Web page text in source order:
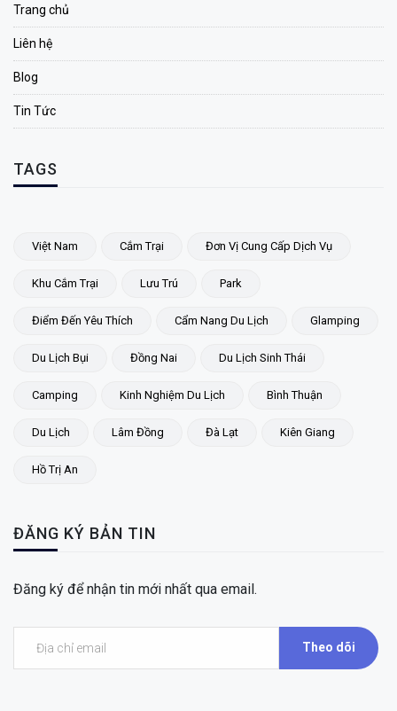
Trang chủ
Liên hệ
Blog
Tin Tức
TAGS
Việt Nam Cắm Trại Đơn Vị Cung Cấp Dịch Vụ
Khu Cắm Trại Lưu Trú Park
Điểm Đến Yêu Thích Cẩm Nang Du Lịch Glamping
Du Lịch Bụi Đồng Nai Du Lịch Sinh Thái
Camping Kinh Nghiệm Du Lịch Bình Thuận
Du Lịch Lâm Đồng Đà Lạt Kiên Giang
Hồ Trị An
ĐĂNG KÝ BẢN TIN
Đăng ký để nhận tin mới nhất qua email.
Theo dõi